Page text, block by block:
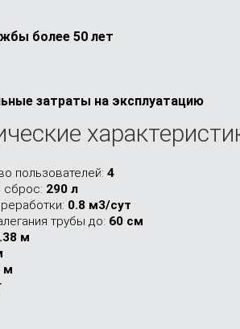
более 50 лет
затраты на эксплуатацию
пользователей: 4
сброс: 290 л
0.8 м3/сут
трубы до: 60 см
м
м